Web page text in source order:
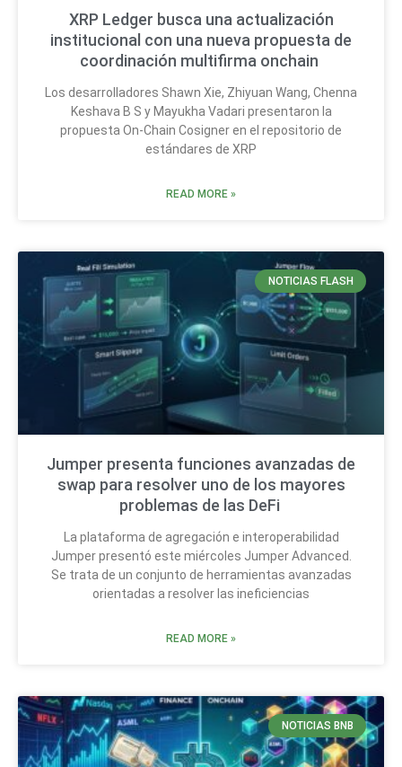
XRP Ledger busca una actualización
institucional con una nueva propuesta de
coordinación multifirma onchain
Los desarrolladores Shawn Xie, Zhiyuan Wang, Chenna
Keshava B S y Mayukha Vadari presentaron la
propuesta On-Chain Cosigner en el repositorio de
estándares de XRP
READ MORE »
NOTICIAS FLASH
Jumper presenta funciones avanzadas de
swap para resolver uno de los mayores
problemas de las DeFi
La plataforma de agregación e interoperabilidad
Jumper presentó este miércoles Jumper Advanced.
Se trata de un conjunto de herramientas avanzadas
orientadas a resolver las ineficiencias
READ MORE »
NOTICIAS BNB